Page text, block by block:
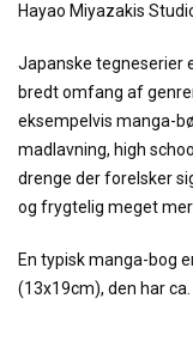
Hayao Miyazakis
Japanske tegneserier
bredt omfang af
eksempelvis manga-
madlavning, high
drenge der forelsker
og frygtelig meget
En typisk manga-bog
(13x19cm), den har